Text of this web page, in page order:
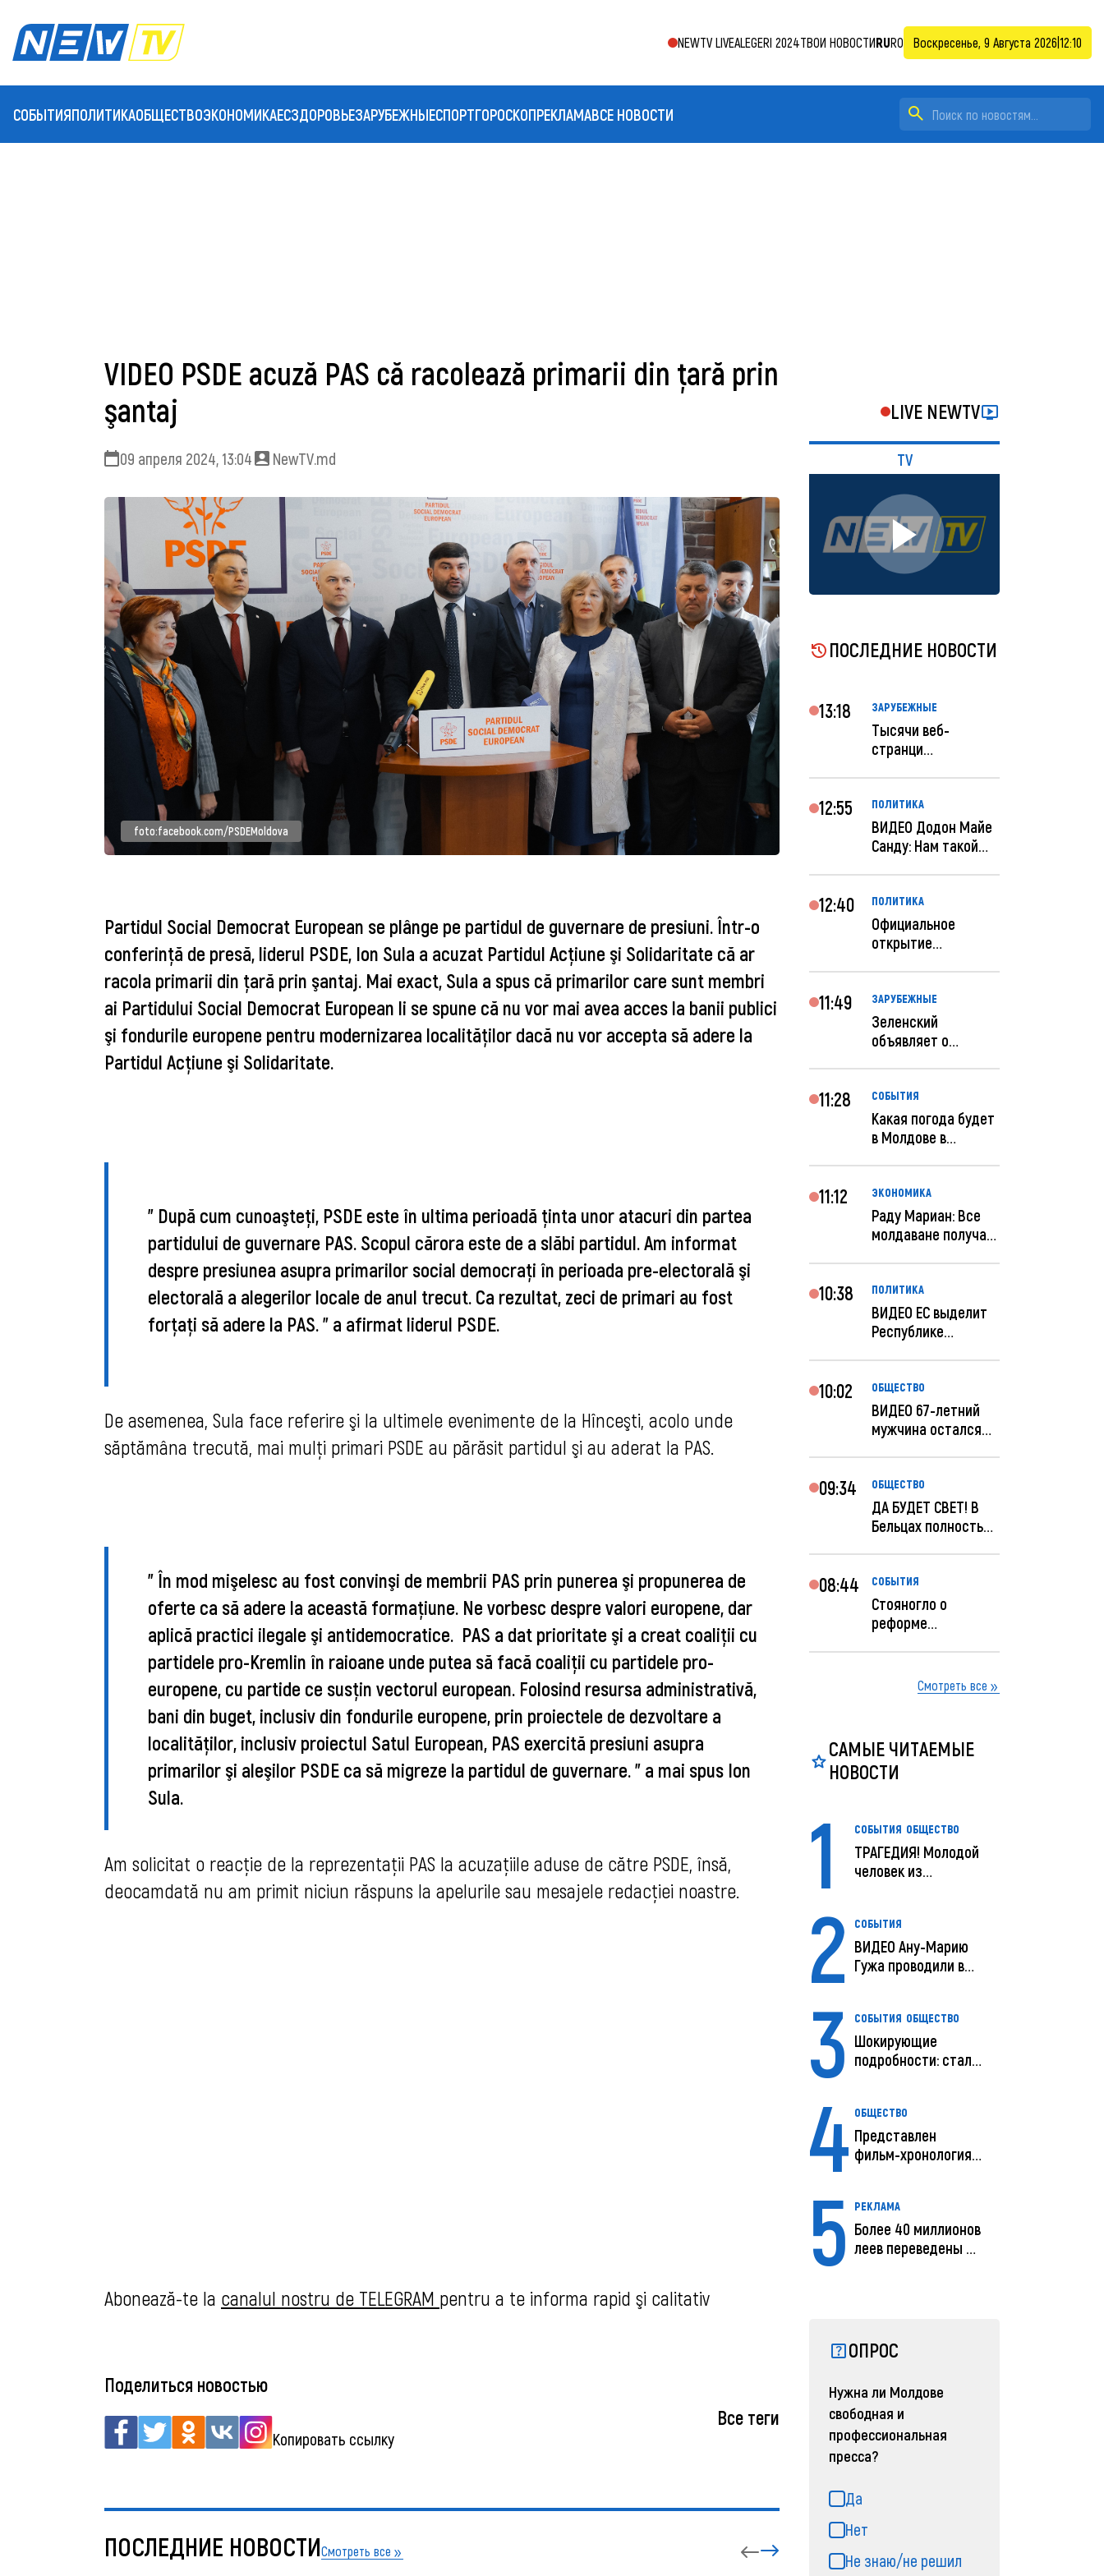
NEWTV LIVEALEGERI 2024ТВОИ НОВОСТИRURO Воскресенье, 9 Августа 2026 12:10
СОБЫТИЯПОЛИТИКАОБЩЕСТВОЭКОНОМИКАЕСЗДОРОВЬЕЗАРУБЕЖНЫЕСПОРТГОРОСКОПРЕКЛАМАВСЕ НОВОСТИ
VIDEO PSDE acuză PAS că racolează primarii din ţară prin
şantaj
09 апреля 2024, 13:04 NewTV.md
foto:facebook.com/PSDEMoldova
Partidul Social Democrat European se plânge pe partidul de guvernare de presiuni. Într-o
conferinţă de presă, liderul PSDE, Ion Sula a acuzat Partidul Acţiune şi Solidaritate că ar
racola primarii din ţară prin şantaj. Mai exact, Sula a spus că primarilor care sunt membri
ai Partidului Social Democrat European li se spune că nu vor mai avea acces la banii publici
şi fondurile europene pentru modernizarea localităţilor dacă nu vor accepta să adere la
Partidul Acţiune şi Solidaritate.
" După cum cunoaşteţi, PSDE este în ultima perioadă ţinta unor atacuri din partea
partidului de guvernare PAS. Scopul cărora este de a slăbi partidul. Am informat
despre presiunea asupra primarilor social democraţi în perioada pre-electorală şi
electorală a alegerilor locale de anul trecut. Ca rezultat, zeci de primari au fost
forţaţi să adere la PAS. " a afirmat liderul PSDE.
De asemenea, Sula face referire şi la ultimele evenimente de la Hînceşti, acolo unde
săptămâna trecută, mai mulţi primari PSDE au părăsit partidul şi au aderat la PAS.
" În mod mişelesc au fost convinşi de membrii PAS prin punerea şi propunerea de
oferte ca să adere la această formaţiune. Ne vorbesc despre valori europene, dar
aplică practici ilegale şi antidemocratice. PAS a dat prioritate şi a creat coaliţii cu
partidele pro-Kremlin în raioane unde putea să facă coaliţii cu partidele pro-
europene, cu partide ce susţin vectorul european. Folosind resursa administrativă,
bani din buget, inclusiv din fondurile europene, prin proiectele de dezvoltare a
localităţilor, inclusiv proiectul Satul European, PAS exercită presiuni asupra
primarilor şi aleşilor PSDE ca să migreze la partidul de guvernare. " a mai spus Ion
Sula.
Am solicitat o reacţie de la reprezentaţii PAS la acuzaţiile aduse de către PSDE, însă,
deocamdată nu am primit niciun răspuns la apelurile sau mesajele redacţiei noastre.
Abonează-te la canalul nostru de TELEGRAM pentru a te informa rapid şi calitativ
Поделиться новостью
Копировать ссылку
Все теги
ПОСЛЕДНИЕ НОВОСТИСмотреть все
LIVE NEWTV
TV
ПОСЛЕДНИЕ НОВОСТИ
13:18 ЗАРУБЕЖНЫЕ
Тысячи веб-
странци
12:55 ПОЛИТИКА
ВИДЕО Додон Майе
Санду: Нам такой
12:40 ПОЛИТИКА
Официальное
открытие
Кишиневе: и...
11:49 ЗАРУБЕЖНЫЕ
Зеленский
объявляет о
ар...
11:28 СОБЫТИЯ
Какая погода будет
в Молдове в
11:12 ЭКОНОМИКА
Раду Мариан: Все
молдаване получат
10:38 ПОЛИТИКА
ВИДЕО ЕС выделит
Республике
10:02 ОБЩЕСТВО
ВИДЕО 67-летний
мужчина остался
09:34 ОБЩЕСТВО
ДА БУДЕТ СВЕТ! В
Бельцах полностью
08:44 СОБЫТИЯ
Стояногло о
реформе
реформир...Смотреть все
САМЫЕ ЧИТАЕМЫЕ
НОВОСТИ
1 СОБЫТИЯ ОБЩЕСТВО
ТРАГЕДИЯ! Молодой
человек из
2 СОБЫТИЯ
ВИДЕО Ану-Марию
Гужа проводили в
3 СОБЫТИЯ ОБЩЕСТВО
Шокирующие
подробности: стали
4 ОБЩЕСТВО
Представлен
фильм-хронология
5 РЕКЛАМА
Более 40 миллионов
леев переведены с
ОПРОС
Нужна ли Молдове
свободная и
профессиональная
пресса?
Да
Нет
Не знаю/не решил